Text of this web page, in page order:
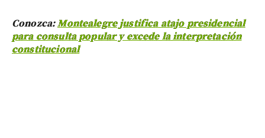
Conozca:Montealegre justifica atajo presidencial
para consulta popular y excede la interpretación
constitucional